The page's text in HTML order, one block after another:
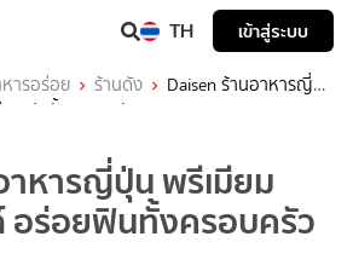
TH เข้าสู่ระบบ
ารอร่อย ร้านดัง
Daisen ร้านอาหารญี่ปุ่น
อยฟินทั้งครอบครัว
าหารญี่ปุ่น พรีเมียม
อร่อยฟินทั้งครอบครัว